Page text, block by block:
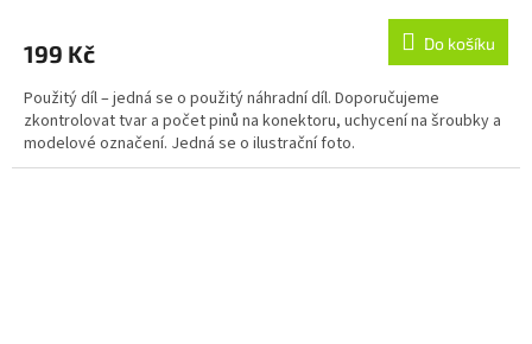
199 Kč Do košíku
Použitý díl – jedná se o použitý náhradní díl. Doporučujeme
zkontrolovat tvar a počet pinů na konektoru, uchycení na šroubky a
modelové označení. Jedná se o ilustrační foto.